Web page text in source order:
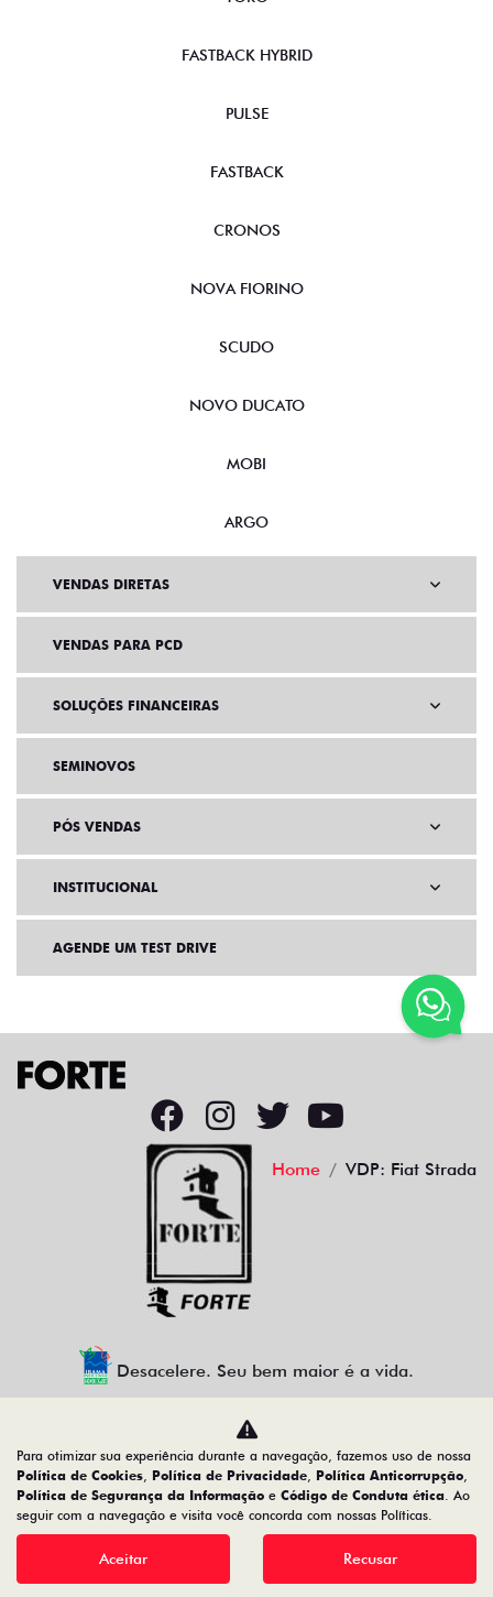
FASTBACK HYBRID
PULSE
FASTBACK
CRONOS
NOVA FIORINO
SCUDO
NOVO DUCATO
MOBI
ARGO
VENDAS DIRETAS
VENDAS PARA PCD
SOLUÇÕES FINANCEIRAS
SEMINOVOS
PÓS VENDAS
INSTITUCIONAL
AGENDE UM TEST DRIVE
Home VDP: Fiat Strada
Desacelere. Seu bem maior é a vida.
CMJ - COMERCIO DE VEICULOS LTDA.
05.026.792/0004-30
Desenvolvido pela DEALERSPACE ® Direitos Reservados.
Para otimizar sua experiência durante a navegação, fazemos uso de nossa
Política de Cookies, Política de Privacidade, Política Anticorrupção,
Política de Segurança da Informação e Código de Conduta ética. Ao
seguir com a navegação e visita você concorda com nossas Políticas.
Aceitar Recusar